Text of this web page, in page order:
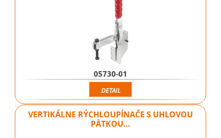
05730-01
DETAIL
VERTIKÁLNE RÝCHLOUPÍNAČE S UHLOVOU
PÄTKOU…